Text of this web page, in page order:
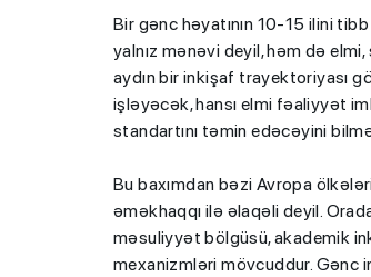
Bir gənc həyatının 10-15 ilini
yalnız mənəvi deyil, həm də
aydın bir inkişaf trayektoriyası
işləyəcək, hansı elmi fəaliyyət
standartını təmin edəcəyini
Bu baxımdan bəzi Avropa
əməkhaqqı ilə əlaqəli deyil.
məsuliyyət bölgüsü, akademik
mexanizmləri mövcuddur. Gənc